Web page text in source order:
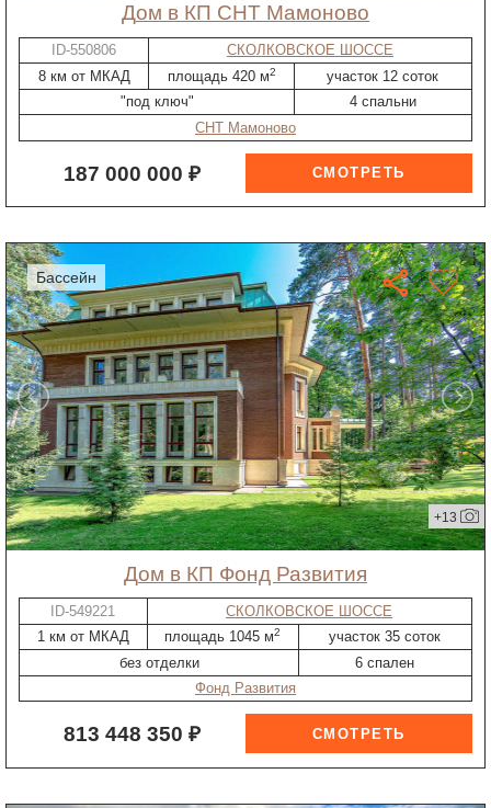
дом в КП СНТ Мамоново
ID-550806
СКОЛКОВСКОЕ ШОССЕ
8 км от МКАД
площадь 420 м2
участок 12 соток
"под ключ"
4 спальни
СНТ Мамоново
187 000 000 ₽
бассейн
+13
дом в КП Фонд Развития
ID-549221
СКОЛКОВСКОЕ ШОССЕ
1 км от МКАД
площадь 1045 м2
участок 35 соток
без отделки
6 спален
Фонд Развития
813 448 350 ₽